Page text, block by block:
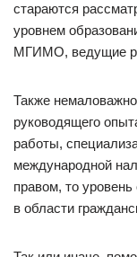
стараются
уровнем
МГИМО, ведущие
Также
руководящего
работы,
международной
правом, то
в области